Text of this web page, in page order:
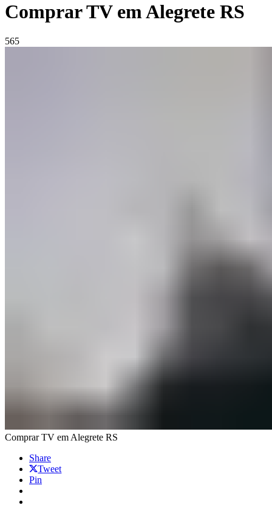
Comprar TV em Alegrete RS
565
Comprar TV em Alegrete RS
Share
Tweet
Pin